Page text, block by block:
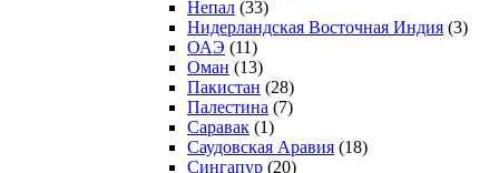
Непал (33)
Нидерландская Восточная Индия (3)
ОАЭ (11)
Оман (13)
Пакистан (28)
Палестина (7)
Саравак (1)
Саудовская Аравия (18)
Сингапур (20)